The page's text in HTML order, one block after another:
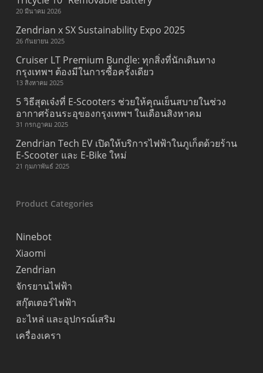
20 มีนาคม 2026
Zendrian x SX Sustainability Expo 2025
26 กันยายน 2025
Cruiser LT Premium Bundle: ทุกสิ่งที่นักเดินทาง
กรุงเทพฯ ต้องมีในการซื้อครั้งเดียว
13 สิงหาคม 2025
5 วิธีสุดเจ๋งที่ E-Scooters ช่วยให้คุณเย็นสบายในช่วง
อากาศร้อนระอุของกรุงเทพฯ ในเดือนสิงหาคม
31 กรกฎาคม 2025
Zendrian Tech EV เปิดให้บริการไฟฟ้าในภูเก็ตด้วยร้าน
E-Scooter และ E-Bike ใหม่
21 กุมภาพันธ์ 2025
Product Categories
Ninebot
Xiaomi
Zendrian
จักรยานไฟฟ้า
สกุ๊ตเตอร์ไฟฟ้า
อะไหล่ และอุปกรณ์เสริม
เครื่องเครา